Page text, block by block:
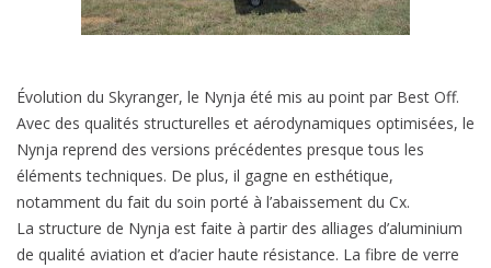
Évolution du Skyranger, le Nynja été mis au point par Best Off.
Avec des qualités structurelles et aérodynamiques optimisées, le
Nynja reprend des versions précédentes presque tous les
éléments techniques. De plus, il gagne en esthétique,
notamment du fait du soin porté à l’abaissement du Cx.
La structure de Nynja est faite à partir des alliages d’aluminium
de qualité aviation et d’acier haute résistance. La fibre de verre